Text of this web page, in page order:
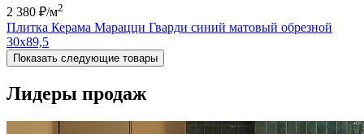
2 380 ₽/м2
Плитка Керама Марацци Гварди синий матовый обрезной
30x89,5
Показать следующие товары
Лидеры продаж